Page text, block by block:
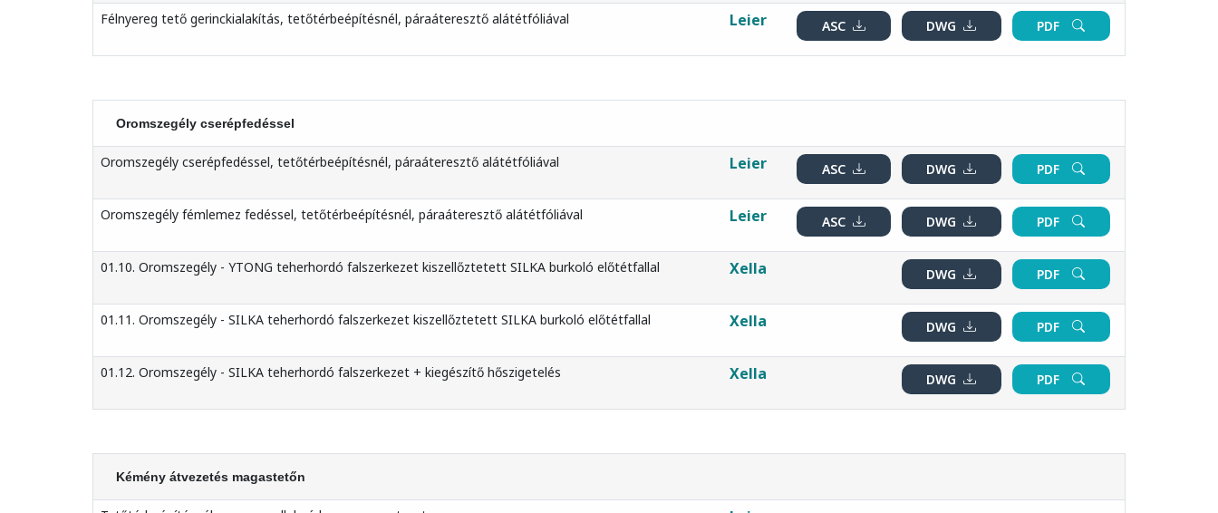
Félnyereg tető gerinckialakítás, tetőtérbeépítésnél, páraáteresztő alátétfóliával Leier ASC DWG PDF
Oromszegély cserépfedéssel
Oromszegély cserépfedéssel, tetőtérbeépítésnél, páraáteresztő alátétfóliával Leier ASC DWG PDF
Oromszegély fémlemez fedéssel, tetőtérbeépítésnél, páraáteresztő alátétfóliával Leier ASC DWG PDF
01.10. Oromszegély - YTONG teherhordó falszerkezet kiszellőztetett SILKA burkoló előtétfallal Xella DWG PDF
01.11. Oromszegély - SILKA teherhordó falszerkezet kiszellőztetett SILKA burkoló előtétfallal Xella DWG PDF
01.12. Oromszegély - SILKA teherhordó falszerkezet + kiegészítő hőszigetelés Xella DWG PDF
Kémény átvezetés magastetőn